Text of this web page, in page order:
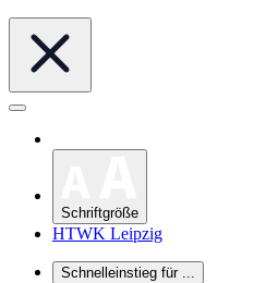
Schriftgröße
HTWK Leipzig
Schnelleinstieg für ...